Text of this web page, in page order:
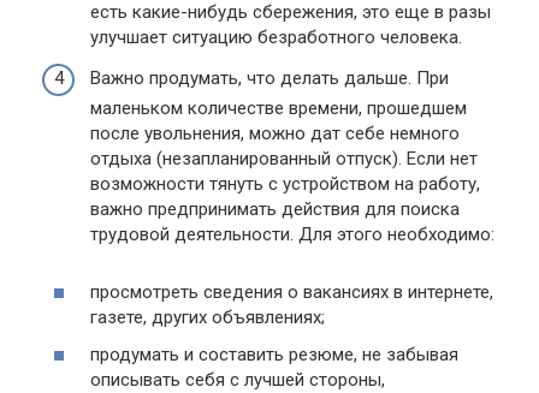
есть какие-нибудь сбережения, это еще в разы
улучшает ситуацию безработного человека.
Важно продумать, что делать дальше. При
маленьком количестве времени, прошедшем
после увольнения, можно дат себе немного
отдыха (незапланированный отпуск). Если нет
возможности тянуть с устройством на работу,
важно предпринимать действия для поиска
трудовой деятельности. Для этого необходимо:
просмотреть сведения о вакансиях в интернете,
газете, других объявлениях;
продумать и составить резюме, не забывая
описывать себя с лучшей стороны,